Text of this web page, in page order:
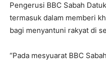
Pengerusi BBC Sabah
termasuk dalam memberi
bagi menyantuni rakyat di
“Pada mesyuarat BBC